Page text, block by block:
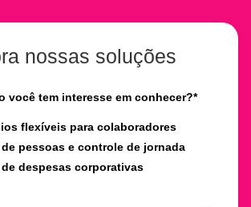
nossas soluções
você tem interesse em conhecer?*
flexíveis para colaboradores
pessoas e controle de jornada
despesas corporativas